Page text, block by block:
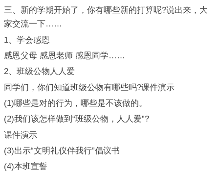
三、新的学期开始了，你有哪些新的打算呢?说出来，大
家交流一下……
1、学会感恩
感恩父母 感恩老师 感恩同学……
2、班级公物人人爱
同学们，你们知道班级公物有哪些吗?课件演示
(1)哪些是对的行为，哪些是不该做的。
(2)我们该怎样做到“班级公物，人人爱”?
课件演示
(3)出示“文明礼仪伴我行”倡议书
(4)本班宣誓